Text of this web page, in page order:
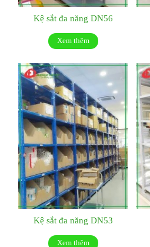
Kệ sắt đa năng DN56
Xem thêm
Kệ sắt đa năng DN53
Xem thêm